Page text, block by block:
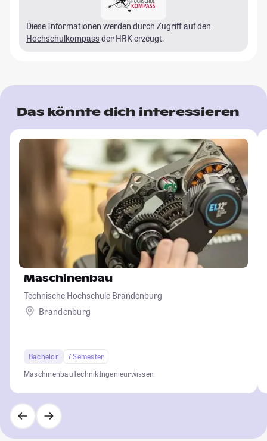
Diese Informationen werden durch Zugriff auf den
Hochschulkompass der HRK erzeugt.
Das könnte dich interessieren
Maschinenbau
Technische Hochschule Brandenburg
Brandenburg
Bachelor
7 Semester
MaschinenbauTechnikIngenieurwissen